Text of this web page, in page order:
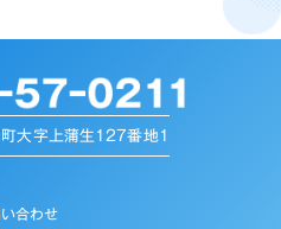
大字上蒲生127番地1
合わせ